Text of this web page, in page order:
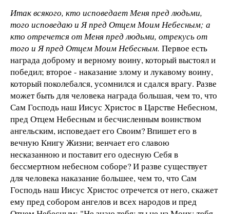
Итак всякого, кто исповедает Меня пред людьми,
того исповедаю и Я пред Отцем Моим Небесным; а
кто отречется от Меня пред людьми, отрекусь от
того и Я пред Отцем Моим Небесным. Первое есть
награда доброму и верному воину, который выстоял и
победил; второе - наказание злому и лукавому воину,
который поколебался, усомнился и сдался врагу. Разве
может быть для человека награда большая, чем то, что
Сам Господь наш Иисус Христос в Царстве Небесном,
пред Отцем Небесным и бесчисленным воинством
ангельским, исповедает его Своим? Впишет его в
вечную Книгу Жизни; венчает его славою
несказанною и поставит его одесную Себя в
бессмертном небесном соборе? И разве существует
для человека наказание большее, чем то, что Сам
Господь наш Иисус Христос отречется от него, скажет
ему пред собором ангелов и всех народов и пред